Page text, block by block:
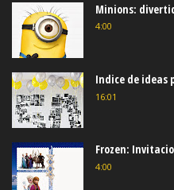
Minions:
4:00
Indice de ideas
16:01
Frozen:
4:00